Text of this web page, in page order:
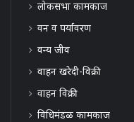
लोकसभा कामकाज
वन व पर्यावरण
वन्य जीव
वाहन खरेदी-विक्री
वाहन विक्री
विधिमंडळ कामकाज